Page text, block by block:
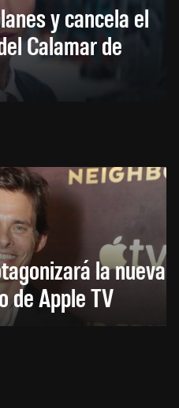
y cancela el
Calamar de
la nueva
de Apple TV